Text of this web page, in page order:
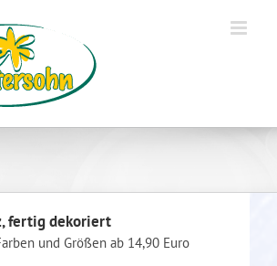
fertig dekoriert
und Größen ab 14,90 Euro